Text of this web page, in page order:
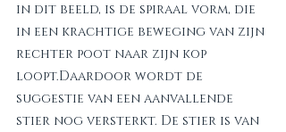
in dit beeld, is de spiraal vorm, die
in een krachtige beweging van zijn
rechter poot naar zijn kop
loopt.Daardoor wordt de
suggestie van een aanvallende
stier nog versterkt. De stier is van